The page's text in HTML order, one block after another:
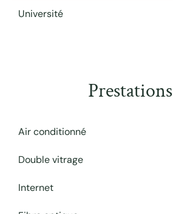
Université
Prestations
Air conditionné
Double vitrage
Internet